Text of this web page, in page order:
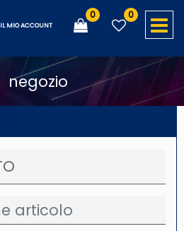
IL MIO ACCOUNT
0 0
negozio